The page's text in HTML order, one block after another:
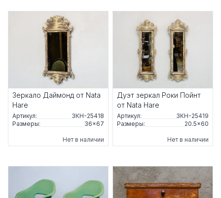
Зеркало Даймонд от Nata
Hare
Артикул:
ЗКН-25418
Размеры:
36×67
Нет в наличии
Дуэт зеркал Роки Пойнт
от Nata Hare
Артикул:
ЗКН-25419
Размеры:
20.5×60
Нет в наличии